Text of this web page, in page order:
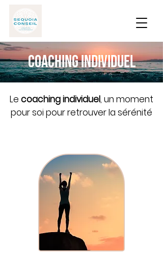
COACHING INDIVIDUEL
Le coaching individuel, un moment
pour soi pour retrouver la sérénité